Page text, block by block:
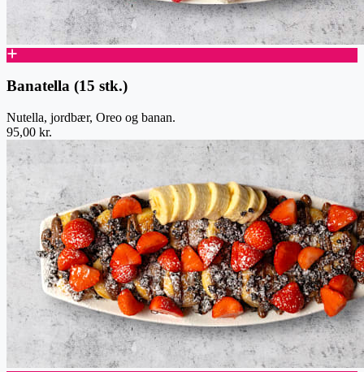
Banatella (15 stk.)
Nutella, jordbær, Oreo og banan.
95,00 kr.